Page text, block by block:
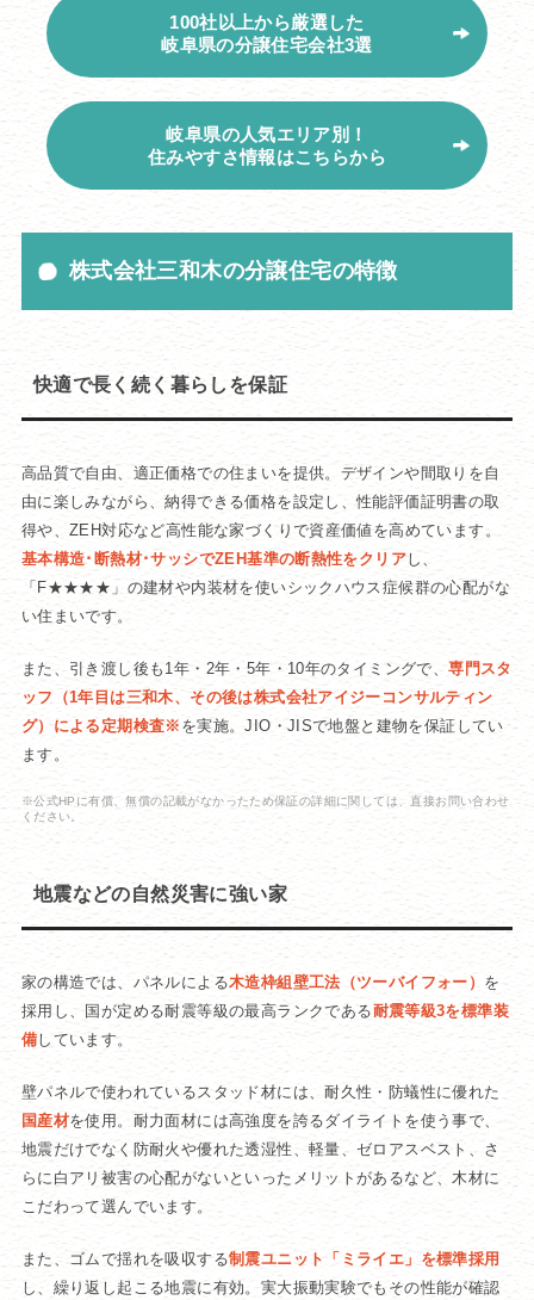
100社以上から厳選した
岐阜県の分譲住宅会社3選
岐阜県の人気エリア別！
住みやすさ情報はこちらから
株式会社三和木の分譲住宅の特徴
快適で長く続く暮らしを保証
高品質で自由、適正価格での住まいを提供。デザインや間取りを自
由に楽しみながら、納得できる価格を設定し、性能評価証明書の取
得や、ZEH対応など高性能な家づくりで資産価値を高めています。
基本構造･断熱材･サッシでZEH基準の断熱性をクリアし、
「F★★★★」の建材や内装材を使いシックハウス症候群の心配がな
い住まいです。
また、引き渡し後も1年・2年・5年・10年のタイミングで、専門スタ
ッフ（1年目は三和木、その後は株式会社アイジーコンサルティン
グ）による定期検査※ を実施。JIO・JISで地盤と建物を保証してい
ます。
※公式HPに有償、無償の記載がなかったため保証の詳細に関しては、直接お問い合わせ
ください。
地震などの自然災害に強い家
家の構造では、パネルによる木造枠組壁工法（ツーバイフォー） を
採用し、国が定める耐震等級の最高ランクである耐震等級3を標準装
備しています。
壁パネルで使われているスタッド材には、耐久性・防蟻性に優れた
国産材を使用。耐力面材には高強度を誇るダイライトを使う事で、
地震だけでなく防耐火や優れた透湿性、軽量、ゼロアスベスト、さ
らに白アリ被害の心配がないといったメリットがあるなど、木材に
こだわって選んでいます。
また、ゴムで揺れを吸収する制震ユニット「ミライエ」を標準採用
し、繰り返し起こる地震に有効。実大振動実験でもその性能が確認